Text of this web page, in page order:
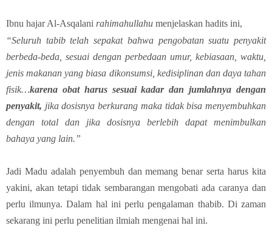
Ibnu hajar Al-Asqalani rahimahullahu menjelaskan hadits ini,
“Seluruh tabib telah sepakat bahwa pengobatan suatu penyakit
berbeda-beda, sesuai dengan perbedaan umur, kebiasaan, waktu,
jenis makanan yang biasa dikonsumsi, kedisiplinan dan daya tahan
fisik…karena obat harus sesuai kadar dan jumlahnya dengan
penyakit, jika dosisnya berkurang maka tidak bisa menyembuhkan
dengan total dan jika dosisnya berlebih dapat menimbulkan
bahaya yang lain.”
Jadi Madu adalah penyembuh dan memang benar serta harus kita
yakini, akan tetapi tidak sembarangan mengobati ada caranya dan
perlu ilmunya. Dalam hal ini perlu pengalaman thabib. Di zaman
sekarang ini perlu penelitian ilmiah mengenai hal ini.